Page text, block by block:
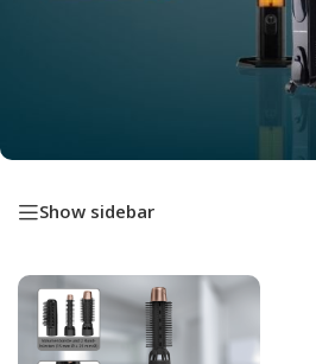
Show sidebar